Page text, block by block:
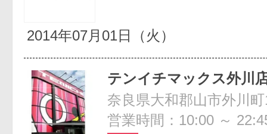
2014年07月01日（火）
テンイチマックス外川
奈良県大和郡山市外川
営業時間：10:00 ～